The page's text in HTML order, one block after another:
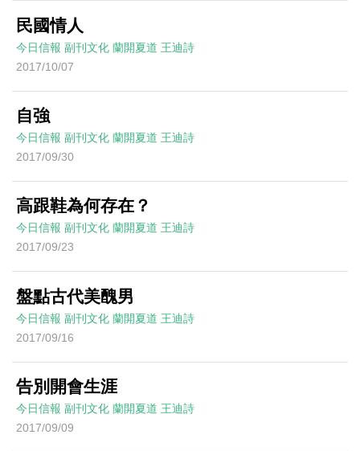
民國情人
今日信報 副刊文化 蘭開夏道 王迪詩
2017/10/07
自強
今日信報 副刊文化 蘭開夏道 王迪詩
2017/09/30
高跟鞋為何存在？
今日信報 副刊文化 蘭開夏道 王迪詩
2017/09/23
盤點古代美醜男
今日信報 副刊文化 蘭開夏道 王迪詩
2017/09/16
告別開會生涯
今日信報 副刊文化 蘭開夏道 王迪詩
2017/09/09